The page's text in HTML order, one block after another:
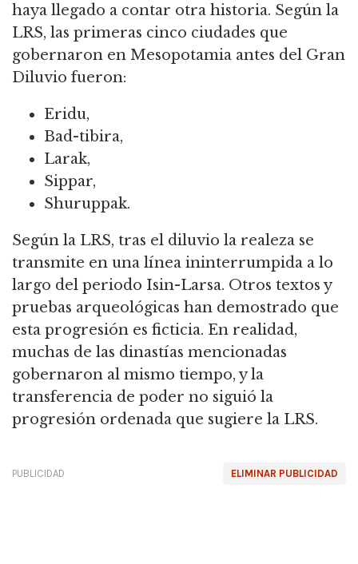
haya llegado a contar otra historia. Según la
LRS, las primeras cinco ciudades que
gobernaron en Mesopotamia antes del Gran
Diluvio fueron:
Eridu,
Bad-tibira,
Larak,
Sippar,
Shuruppak.
Según la LRS, tras el diluvio la realeza se
transmite en una línea ininterrumpida a lo
largo del periodo Isin-Larsa. Otros textos y
pruebas arqueológicas han demostrado que
esta progresión es ficticia. En realidad,
muchas de las dinastías mencionadas
gobernaron al mismo tiempo, y la
transferencia de poder no siguió la
progresión ordenada que sugiere la LRS.
ELIMINAR PUBLICIDAD
PUBLICIDAD